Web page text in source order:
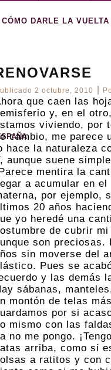
CÓMO DARLE LA
2 octubre, 2010
que caen las
y, en el
viviendo, por
cambio, me parece
hace la naturaleza
aunque suene
mentira la
a acumular en
por ejemplo,
20 años
yo heredé una
de cubrir
son preciosas.
sin moverse del
Pues se
y las demás
sábanas,
montón de telas
por si
mismo con las
no me pongo.
arriba, como si
a ratitos y con